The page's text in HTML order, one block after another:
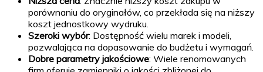
porównaniu do oryginałów, co przekłada się na niższy
koszt jednostkowy wydruku.
Szeroki wybór: Dostępność wielu marek i modeli,
pozwalająca na dopasowanie do budżetu i wymagań.
Dobre parametry jakościowe: Wiele renomowanych